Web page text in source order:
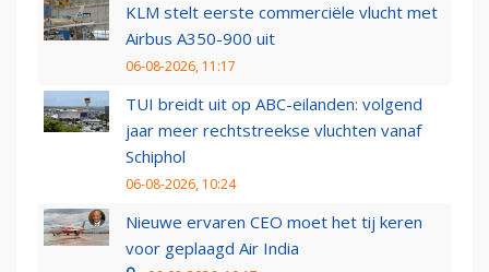
KLM stelt eerste commerciële vlucht met
Airbus A350-900 uit
06-08-2026, 11:17
TUI breidt uit op ABC-eilanden: volgend
jaar meer rechtstreekse vluchten vanaf
Schiphol
06-08-2026, 10:24
Nieuwe ervaren CEO moet het tij keren
voor geplaagd Air India